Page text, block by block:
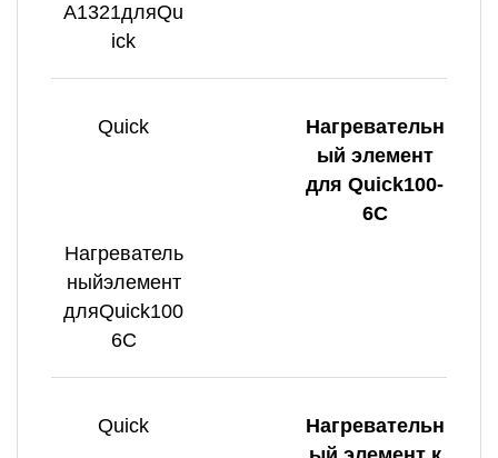
А1321дляQu
ick
Quick
Нагревательн
ый элемент
для Quick100-
6C
Нагреватель
ныйэлемент
дляQuick100
6C
Quick
Нагревательн